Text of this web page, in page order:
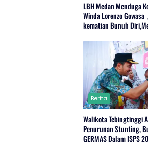
LBH Medan Menduga
Winda Lorenzo
kematian Bunuh
Berita
Walikota Tebingtinggi
Penurunan Stunting,
GERMAS Dalam ISPS